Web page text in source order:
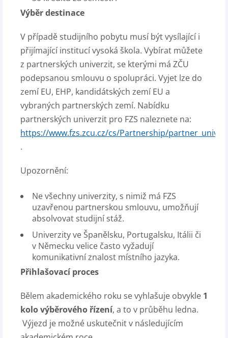
Výběr destinace
V případě studijního pobytu musí být vysílající i
přijímající institucí vysoká škola. Vybírat můžete
z partnerských univerzit, se kterými má ZČU
podepsanou smlouvu o spolupráci. Vyjet lze do
zemí EU, EHP, kandidátských zemí EU a
vybraných partnerských zemí. Nabídku
partnerských univerzit pro FZS naleznete na:
https://www.fzs.zcu.cz/cs/Partnership/
.
Upozornění:
Ne všechny univerzity, s nimiž má FZS
uzavřenou partnerskou smlouvu, umožňují
absolvovat studijní stáž.
Univerzity ve Španělsku, Portugalsku, Itálii či
v Německu velice často vyžadují
komunikativní znalost místního jazyka.
Přihlašovací proces
Bělem akademického roku se vyhlašuje obvykle 1
kolo výběrového řízení, a to v průběhu ledna.
Výjezd je možné uskutečnit v následujícím